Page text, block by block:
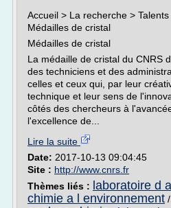
Accueil > La recherche >
Médailles de cristal
Médailles de cristal
La médaille de cristal du CNRS
des techniciens et des
celles et ceux qui, par leur
technique et leur sens de
côtés des chercheurs à
l'excellence de...
Lire la suite
Date: 2017-10-13 09:04:45
Site : http://www.cnrs.fr
Thèmes liés : laboratoire d
chimie a l environnement /